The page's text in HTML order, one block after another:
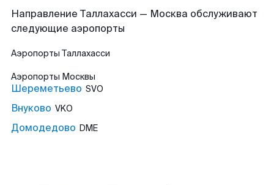
Направление Таллахасси — Москва обслуживают
следующие аэропорты
Аэропорты Таллахасси
Аэропорты Москвы
Шереметьево SVO
Внуково VKO
Домодедово DME